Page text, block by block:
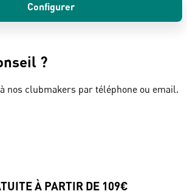
Configurer
?
nos clubmakers par téléphone ou email.
À PARTIR DE 109€